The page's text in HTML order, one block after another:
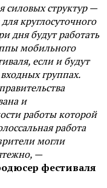
силовых структур —
круглосуточного
дня будут работать
мобильного
если и будут
группах.
и
работы которой
работа
могли
—
фестиваля